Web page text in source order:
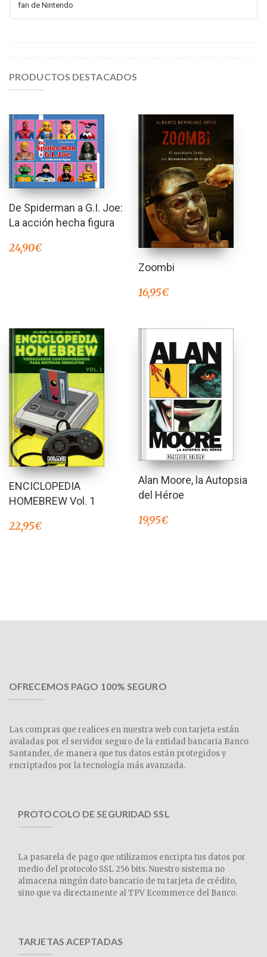
fan de Nintendo
PRODUCTOS DESTACADOS
De Spiderman a G.I. Joe:
La acción hecha figura
24,90€
Zoombi
16,95€
ENCICLOPEDIA
HOMEBREW Vol. 1
22,95€
Alan Moore, la Autopsia
del Héroe
19,95€
OFRECEMOS PAGO 100% SEGURO
Las compras que realices en nuestra web con tarjeta están
avaladas por el servidor seguro de la entidad bancaria Banco
Santander, de manera que tus datos están protegidos y
encriptados por la tecnología más avanzada.
PROTOCOLO DE SEGURIDAD SSL
La pasarela de pago que utilizamos encripta tus datos por
medio del protocolo SSL 256 bits. Nuestro sistema no
almacena ningún dato bancario de tu tarjeta de crédito,
sino que va directamente al TPV Ecommerce del Banco.
TARJETAS ACEPTADAS